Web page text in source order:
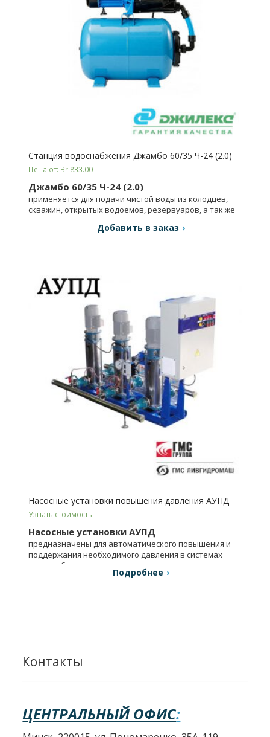
Станция водоснабжения Джамбо 60/35 Ч-24 (2.0)
Цена от: Br 833.00
Джамбо 60/35 Ч-24 (2.0)
применяется для подачи чистой воды из колодцев,
скважин, открытых водоемов, резервуаров, а так же
Добавить в заказ
Насосные установки повышения давления АУПД
Узнать стоимость
Насосные установки АУПД
предназначены для автоматического повышения и
поддержания необходимого давления в системах
водоснабжения.
Подробнее
Контакты
ЦЕНТРАЛЬНЫЙ ОФИС: